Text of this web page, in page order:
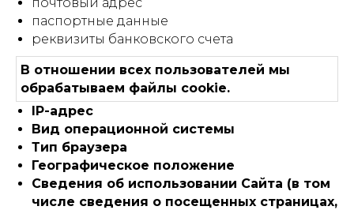
паспортные данные
реквизиты банковского счета
В отношении всех пользователей мы
обрабатываем файлы cookie.
IP-адрес
Вид операционной системы
Тип браузера
Географическое положение
Сведения об использовании Сайта (в том
числе сведения о посещенных страницах,